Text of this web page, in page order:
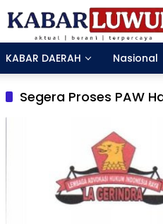
KABAR DAERAH
Nasional
Segera Proses PAW